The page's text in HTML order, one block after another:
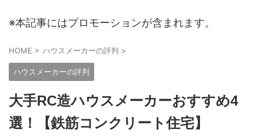
※本記事にはプロモーションが含まれます。
HOME > ハウスメーカーの評判 >
ハウスメーカーの評判
大手RC造ハウスメーカーおすすめ4
選！【鉄筋コンクリート住宅】